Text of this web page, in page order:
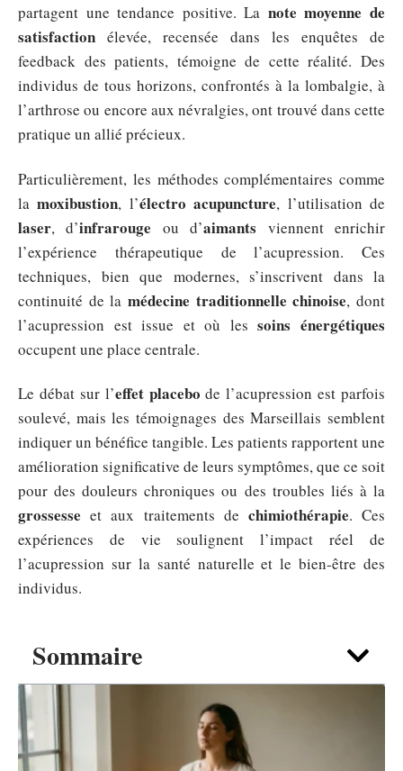
Sommaire
partagent une tendance positive. La note moyenne de
satisfaction élevée, recensée dans les enquêtes de
feedback des patients, témoigne de cette réalité. Des
individus de tous horizons, confrontés à la lombalgie, à
l’arthrose ou encore aux névralgies, ont trouvé dans cette
pratique un allié précieux.
Particulièrement, les méthodes complémentaires comme
lamoxibustion, l’électro acupuncture, l’utilisation de
laser, d’infrarouge ou d’aimants viennent enrichir
l’expérience thérapeutique de l’acupression. Ces
techniques, bien que modernes, s’inscrivent dans la
continuité de la médecine traditionnelle chinoise, dont
l’acupression est issue et où lessoins énergétiques
occupent une place centrale.
Le débat sur l’effet placebo de l’acupression est parfois
soulevé, mais les témoignages des Marseillais semblent
indiquer un bénéfice tangible. Les patients rapportent une
amélioration significative de leurs symptômes, que ce soit
pour des douleurs chroniques ou des troubles liés à la
grossesse et aux traitements de chimiothérapie. Ces
expériences de vie soulignent l’impact réel de
l’acupression sur la santé naturelle et le bien-être des
individus.